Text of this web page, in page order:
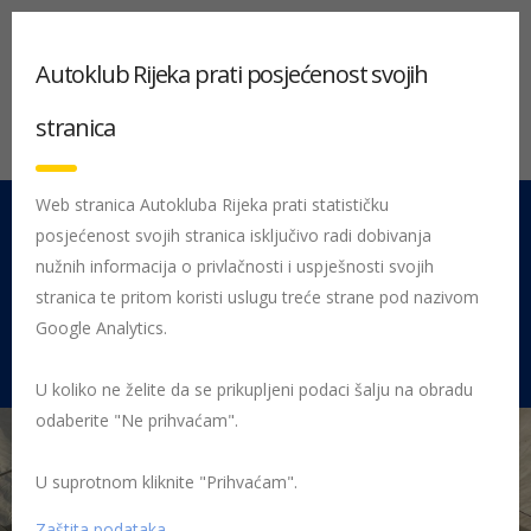
051 212 442 Centrala
Pon - Pet 08:00 - 16:00
Rujevica 9/1, 51000 Rijeka
Početna Posljednje objavljene novosti
Autoklub Rijeka prati posjećenost svojih
stranica
Web stranica Autokluba Rijeka prati statističku
posjećenost svojih stranica isključivo radi dobivanja
nužnih informacija o privlačnosti i uspješnosti svojih
stranica te pritom koristi uslugu treće strane pod nazivom
Google Analytics.
U koliko ne želite da se prikupljeni podaci šalju na obradu
odaberite "Ne prihvaćam".
U suprotnom kliknite "Prihvaćam".